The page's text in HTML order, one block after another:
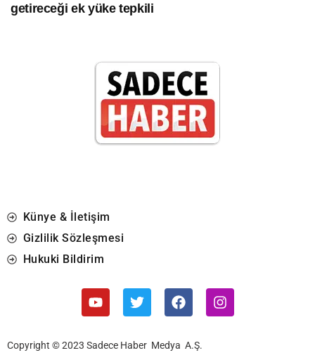
getireceği ek yüke tepkili
Künye & İletişim
Gizlilik Sözleşmesi
Hukuki Bildirim
Copyright © 2023 Sadece Haber Medya A.Ş.